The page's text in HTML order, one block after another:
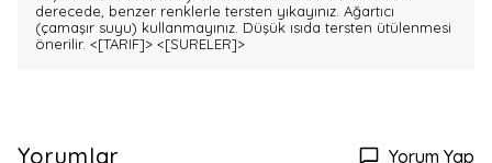
derecede, benzer renklerle tersten yıkayınız. Ağartıcı
(çamaşır suyu) kullanmayınız. Düşük ısıda tersten ütülenmesi
önerilir. <[TARIF]> <[SURELER]>
Yorumlar Yorum Yap